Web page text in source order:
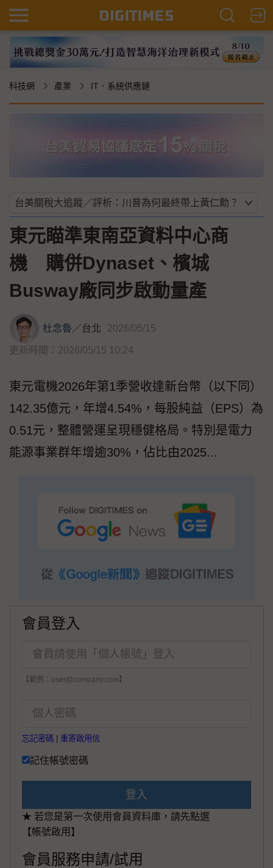
科技網 產業 IT．系統供應鏈
東元瞄準東南亞資料中心商
機 購併Dynaset、檳城
Busway廠同步啟動量產
杜念魯 ／台北 2026/05/15
更新時間：2026/05/15 10:24
東元電機2026年第1季營收達新台幣（以下同）
142.35億元，年增4.54%，每股純益（EPS）為
0.51元，整體營運呈現穩健格局。特別是電力
能源事業群年增逾30%，佔比由2025...
會員登入
【範例：user@company.com】
忘記密碼 重寄啟用信
記住帳號密碼
登入
★ 若您是第一次使用會員資料庫，請先點選
【帳號啟用】
會員服務申請/試用